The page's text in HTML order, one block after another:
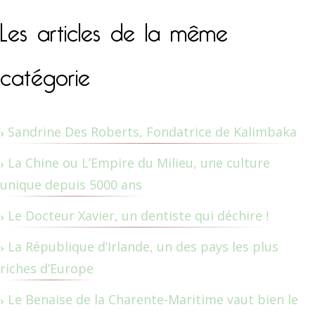
Les articles de la même
catégorie
Sandrine Des Roberts, Fondatrice de Kalimbaka
La Chine ou L’Empire du Milieu, une culture
unique depuis 5000 ans
Le Docteur Xavier, un dentiste qui déchire !
La République d’Irlande, un des pays les plus
riches d’Europe
Le Benaise de la Charente-Maritime vaut bien le